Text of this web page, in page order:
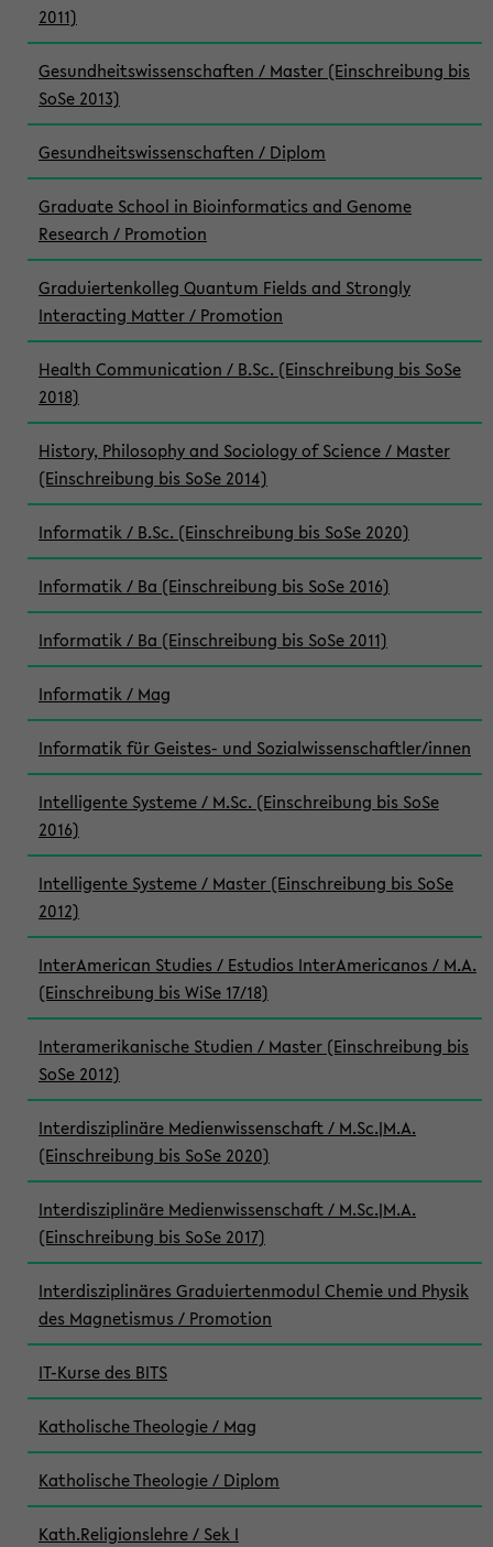
2011)
Gesundheitswissenschaften / Master (Einschreibung bis
SoSe 2013)
Gesundheitswissenschaften / Diplom
Graduate School in Bioinformatics and Genome
Research / Promotion
Graduiertenkolleg Quantum Fields and Strongly
Interacting Matter / Promotion
Health Communication / B.Sc. (Einschreibung bis SoSe
2018)
History, Philosophy and Sociology of Science / Master
(Einschreibung bis SoSe 2014)
Informatik / B.Sc. (Einschreibung bis SoSe 2020)
Informatik / Ba (Einschreibung bis SoSe 2016)
Informatik / Ba (Einschreibung bis SoSe 2011)
Informatik / Mag
Informatik für Geistes- und Sozialwissenschaftler/innen
Intelligente Systeme / M.Sc. (Einschreibung bis SoSe
2016)
Intelligente Systeme / Master (Einschreibung bis SoSe
2012)
InterAmerican Studies / Estudios InterAmericanos / M.A.
(Einschreibung bis WiSe 17/18)
Interamerikanische Studien / Master (Einschreibung bis
SoSe 2012)
Interdisziplinäre Medienwissenschaft / M.Sc.|M.A.
(Einschreibung bis SoSe 2020)
Interdisziplinäre Medienwissenschaft / M.Sc.|M.A.
(Einschreibung bis SoSe 2017)
Interdisziplinäres Graduiertenmodul Chemie und Physik
des Magnetismus / Promotion
IT-Kurse des BITS
Katholische Theologie / Mag
Katholische Theologie / Diplom
Kath.Religionslehre / Sek I